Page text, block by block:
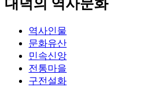
대덕의 역사문화
역사인물
문화유산
민속신앙
전통마을
구전설화